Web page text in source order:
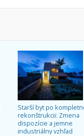
Starší byt po
rekonštrukcii: Zmena
dispozície a jemne
industriálny vzhľad